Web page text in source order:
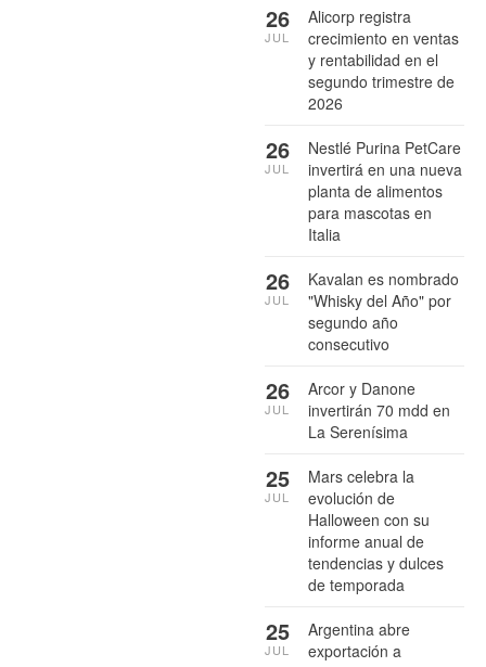
Alicorp registra
crecimiento en ventas
y rentabilidad en el
segundo trimestre de
2026
26
JUL
Nestlé Purina PetCare
invertirá en una nueva
planta de alimentos
para mascotas en
Italia
26
JUL
Kavalan es nombrado
"Whisky del Año" por
segundo año
consecutivo
26
JUL
Arcor y Danone
invertirán 70 mdd en
La Serenísima
26
JUL
Mars celebra la
evolución de
Halloween con su
informe anual de
tendencias y dulces
de temporada
25
JUL
Argentina abre
exportación a
25
JUL